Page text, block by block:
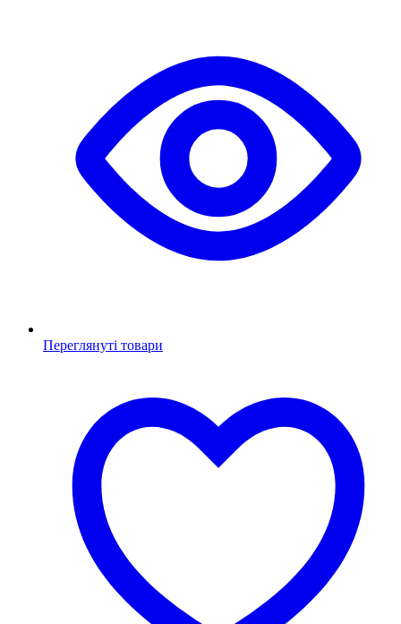
Переглянуті товари